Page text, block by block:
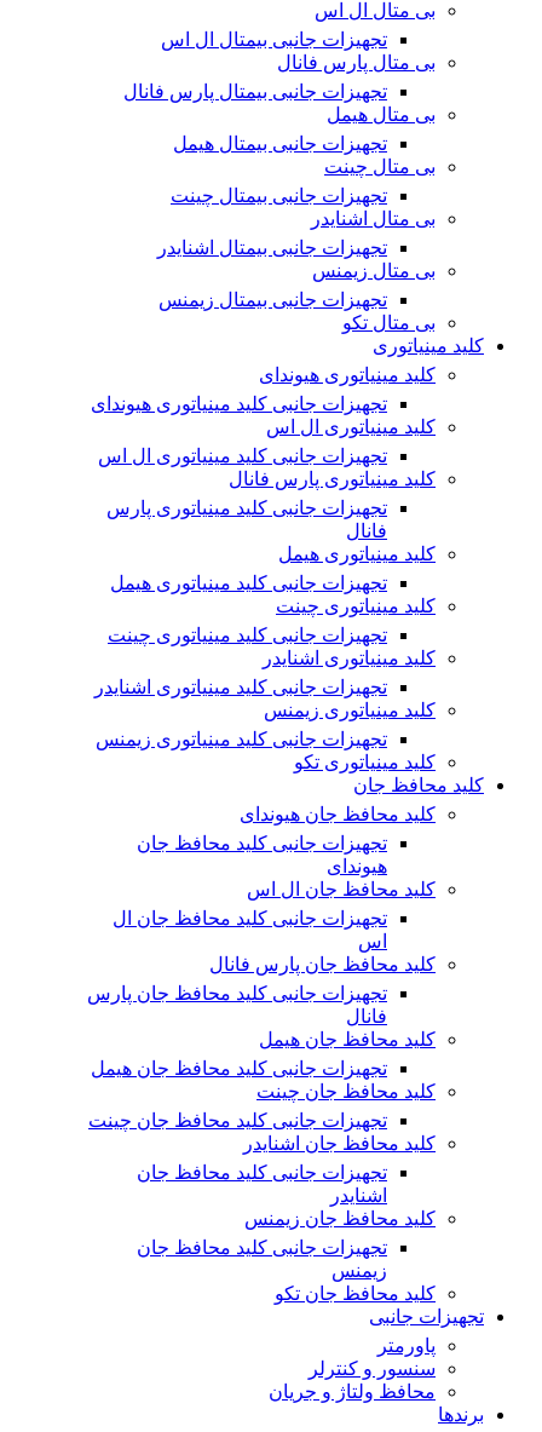
بی متال ال اس
تجهیزات جانبی بیمتال ال اس
بی متال پارس فانال
تجهیزات جانبی بیمتال پارس فانال
بی متال هیمل
تجهیزات جانبی بیمتال هیمل
بی متال چینت
تجهیزات جانبی بیمتال چینت
بی متال اشنایدر
تجهیزات جانبی بیمتال اشنایدر
بی متال زیمنس
تجهیزات جانبی بیمتال زیمنس
بی متال تکو
کلید مینیاتوری
کلید مینیاتوری هیوندای
تجهیزات جانبی کلید مینیاتوری هیوندای
کلید مینیاتوری ال اس
تجهیزات جانبی کلید مینیاتوری ال اس
کلید مینیاتوری پارس فانال
تجهیزات جانبی کلید مینیاتوری پارس
فانال
کلید مینیاتوری هیمل
تجهیزات جانبی کلید مینیاتوری هیمل
کلید مینیاتوری چینت
تجهیزات جانبی کلید مینیاتوری چینت
کلید مینیاتوری اشنایدر
تجهیزات جانبی کلید مینیاتوری اشنایدر
کلید مینیاتوری زیمنس
تجهیزات جانبی کلید مینیاتوری زیمنس
کلید مینیاتوری تکو
کلید محافظ جان
کلید محافظ جان هیوندای
تجهیزات جانبی کلید محافظ جان
هیوندای
کلید محافظ جان ال اس
تجهیزات جانبی کلید محافظ جان ال
اس
کلید محافظ جان پارس فانال
تجهیزات جانبی کلید محافظ جان پارس
فانال
کلید محافظ جان هیمل
تجهیزات جانبی کلید محافظ جان هیمل
کلید محافظ جان چینت
تجهیزات جانبی کلید محافظ جان چینت
کلید محافظ جان اشنایدر
تجهیزات جانبی کلید محافظ جان
اشنایدر
کلید محافظ جان زیمنس
تجهیزات جانبی کلید محافظ جان
زیمنس
کلید محافظ جان تکو
تجهیزات جانبی
پاورمتر
سنسور و کنترلر
محافظ ولتاژ و‌ جریان
برندها